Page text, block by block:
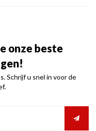
onze beste
Schrijf u snel in voor de